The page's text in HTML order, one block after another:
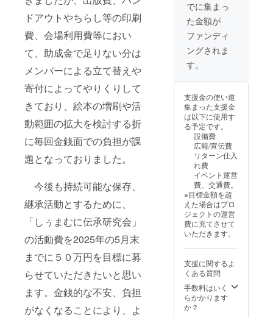
ドアウトやちらし等の印刷
費、会場利用費等におい
て、助成金で足りない分は
メンバーによる立て替えや
寄付によってやりくりして
きており、絵本の増刷や活
動範囲の拡大を検討する折
に毎回金銭面での負担が課
題となっておりました。
今後も持続可能な保存、
継承活動とするために、
「しぅまむに伝承研究会」
の活動費を2025年の5月末
までに５０万円を目標に募
らせていただきたいと思い
ます。金銭的な不安、負担
がなくなることにより、よ
となります。 ※3
千円、1万円のご
支援も5千円ご支
援と同じリター
ン内容となりま
す。ですので、
たとえばもし2冊
「1. 応援コース
（3千円）」を2
口ご支援お願い
いたします。
CD完成予定で
す。2025年5月
以降、支援をい
ただい方に『や
さしいしぅまむ
に』とCDを順次
郵送いたしま
す。ただ、在庫
がなくなった場
合、クラウド
ファンディング
終了後に増刷し
ますので、2025
年6月以降の郵送
となります。 ※3
千円、5千円のご
支援も1万円ご支
援と同じリター
ン内容となりま
す。ですので、
たとえばもし3冊
ご希望の場合は
「1. 応援コース
（3千円）」を3
口ご支援お願い
いたします。
でに集まっ
た金額が
ファンディ
ングされま
す。
支援金の使い道
集まった支援金
は以下に使用す
る予定です。
設備費
広報/宣伝費
リターン仕入
れ費
イベント運営
費、交通費。
※目標金額を超
えた場合はプロ
ジェクトの運営
費に充てさせて
いただきます。
支援に関するよ
くある質問
手数料はいく
らかかります
か？